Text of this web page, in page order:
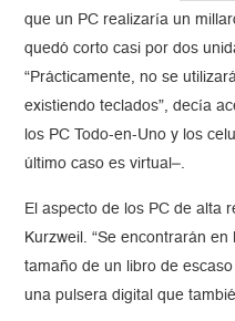
que un PC realizaría un
quedó corto casi por dos
“Prácticamente, no se
existiendo teclados”, decía
los PC Todo-en-Uno y los
último caso es virtual–.
El aspecto de los PC de alta
Kurzweil. “Se encontrarán
tamaño de un libro de
una pulsera digital que